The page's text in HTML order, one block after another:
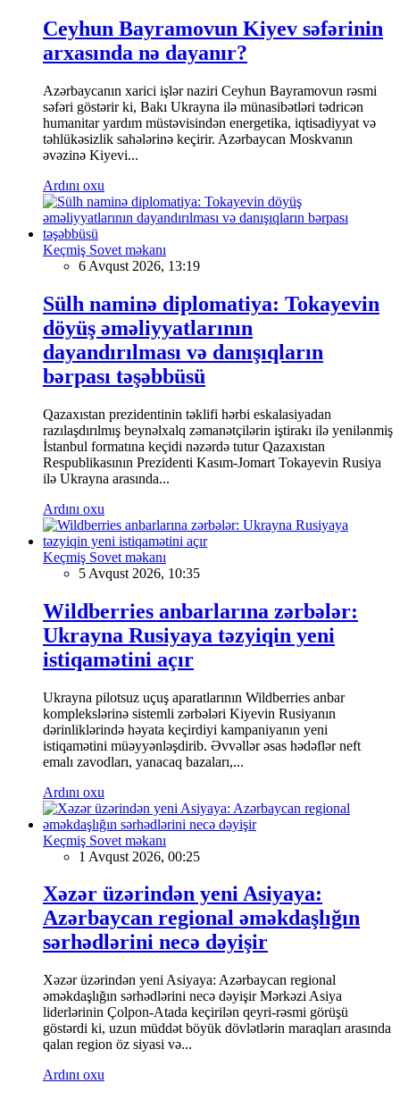
Ceyhun Bayramovun Kiyev səfərinin
arxasında nə dayanır?
Azərbaycanın xarici işlər naziri Ceyhun Bayramovun rəsmi
səfəri göstərir ki, Bakı Ukrayna ilə münasibətləri tədricən
humanitar yardım müstəvisindən energetika, iqtisadiyyat və
təhlükəsizlik sahələrinə keçirir. Azərbaycan Moskvanın
əvəzinə Kiyevi...
Ardını oxu
Keçmiş Sovet məkanı
6 Avqust 2026, 13:19
Sülh naminə diplomatiya: Tokayevin
döyüş əməliyyatlarının
dayandırılması və danışıqların
bərpası təşəbbüsü
Qazaxıstan prezidentinin təklifi hərbi eskalasiyadan
razılaşdırılmış beynəlxalq zəmanətçilərin iştirakı ilə yenilənmiş
İstanbul formatına keçidi nəzərdə tutur Qazaxıstan
Respublikasının Prezidenti Kasım-Jomart Tokayevin Rusiya
ilə Ukrayna arasında...
Ardını oxu
Keçmiş Sovet məkanı
5 Avqust 2026, 10:35
Wildberries anbarlarına zərbələr:
Ukrayna Rusiyaya təzyiqin yeni
istiqamətini açır
Ukrayna pilotsuz uçuş aparatlarının Wildberries anbar
komplekslərinə sistemli zərbələri Kiyevin Rusiyanın
dərinliklərində həyata keçirdiyi kampaniyanın yeni
istiqamətini müəyyənləşdirib. Əvvəllər əsas hədəflər neft
emalı zavodları, yanacaq bazaları,...
Ardını oxu
Keçmiş Sovet məkanı
1 Avqust 2026, 00:25
Xəzər üzərindən yeni Asiyaya:
Azərbaycan regional əməkdaşlığın
sərhədlərini necə dəyişir
Xəzər üzərindən yeni Asiyaya: Azərbaycan regional
əməkdaşlığın sərhədlərini necə dəyişir Mərkəzi Asiya
liderlərinin Çolpon-Atada keçirilən qeyri-rəsmi görüşü
göstərdi ki, uzun müddət böyük dövlətlərin maraqları arasında
qalan region öz siyasi və...
Ardını oxu